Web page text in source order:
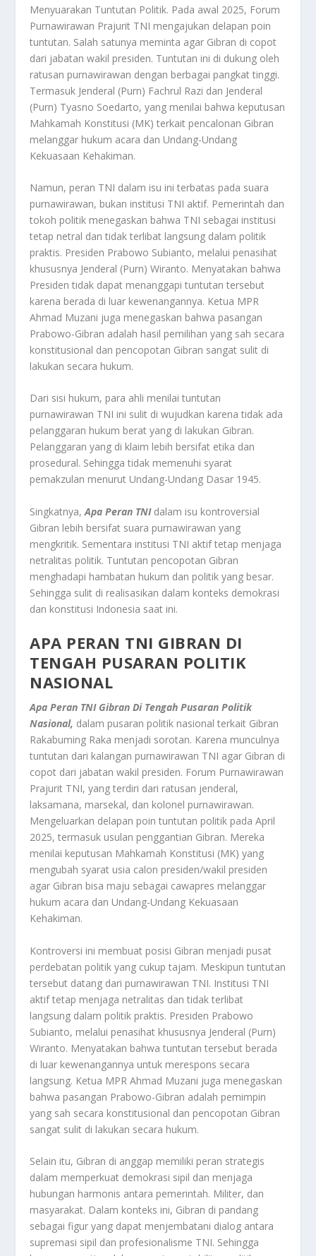
Menyuarakan Tuntutan Politik. Pada awal 2025, Forum
Purnawirawan Prajurit TNI mengajukan delapan poin
tuntutan. Salah satunya meminta agar Gibran di copot
dari jabatan wakil presiden. Tuntutan ini di dukung oleh
ratusan purnawirawan dengan berbagai pangkat tinggi.
Termasuk Jenderal (Purn) Fachrul Razi dan Jenderal
(Purn) Tyasno Soedarto, yang menilai bahwa keputusan
Mahkamah Konstitusi (MK) terkait pencalonan Gibran
melanggar hukum acara dan Undang-Undang
Kekuasaan Kehakiman.
Namun, peran TNI dalam isu ini terbatas pada suara
purnawirawan, bukan institusi TNI aktif. Pemerintah dan
tokoh politik menegaskan bahwa TNI sebagai institusi
tetap netral dan tidak terlibat langsung dalam politik
praktis. Presiden Prabowo Subianto, melalui penasihat
khususnya Jenderal (Purn) Wiranto. Menyatakan bahwa
Presiden tidak dapat menanggapi tuntutan tersebut
karena berada di luar kewenangannya. Ketua MPR
Ahmad Muzani juga menegaskan bahwa pasangan
Prabowo-Gibran adalah hasil pemilihan yang sah secara
konstitusional dan pencopotan Gibran sangat sulit di
lakukan secara hukum.
Dari sisi hukum, para ahli menilai tuntutan
purnawirawan TNI ini sulit di wujudkan karena tidak ada
pelanggaran hukum berat yang di lakukan Gibran.
Pelanggaran yang di klaim lebih bersifat etika dan
prosedural. Sehingga tidak memenuhi syarat
pemakzulan menurut Undang-Undang Dasar 1945.
Singkatnya,Apa Peran TNIdalam isu kontroversial
Gibran lebih bersifat suara purnawirawan yang
mengkritik. Sementara institusi TNI aktif tetap menjaga
netralitas politik. Tuntutan pencopotan Gibran
menghadapi hambatan hukum dan politik yang besar.
Sehingga sulit di realisasikan dalam konteks demokrasi
dan konstitusi Indonesia saat ini.
APA PERAN TNI GIBRAN DI
TENGAH PUSARAN POLITIK
NASIONAL
Apa Peran TNI Gibran Di Tengah Pusaran Politik
Nasional, dalam pusaran politik nasional terkait Gibran
Rakabuming Raka menjadi sorotan. Karena munculnya
tuntutan dari kalangan purnawirawan TNI agar Gibran di
copot dari jabatan wakil presiden. Forum Purnawirawan
Prajurit TNI, yang terdiri dari ratusan jenderal,
laksamana, marsekal, dan kolonel purnawirawan.
Mengeluarkan delapan poin tuntutan politik pada April
2025, termasuk usulan penggantian Gibran. Mereka
menilai keputusan Mahkamah Konstitusi (MK) yang
mengubah syarat usia calon presiden/wakil presiden
agar Gibran bisa maju sebagai cawapres melanggar
hukum acara dan Undang-Undang Kekuasaan
Kehakiman.
Kontroversi ini membuat posisi Gibran menjadi pusat
perdebatan politik yang cukup tajam. Meskipun tuntutan
tersebut datang dari purnawirawan TNI. Institusi TNI
aktif tetap menjaga netralitas dan tidak terlibat
langsung dalam politik praktis. Presiden Prabowo
Subianto, melalui penasihat khususnya Jenderal (Purn)
Wiranto. Menyatakan bahwa tuntutan tersebut berada
di luar kewenangannya untuk merespons secara
langsung. Ketua MPR Ahmad Muzani juga menegaskan
bahwa pasangan Prabowo-Gibran adalah pemimpin
yang sah secara konstitusional dan pencopotan Gibran
sangat sulit di lakukan secara hukum.
Selain itu, Gibran di anggap memiliki peran strategis
dalam memperkuat demokrasi sipil dan menjaga
hubungan harmonis antara pemerintah. Militer, dan
masyarakat. Dalam konteks ini, Gibran di pandang
sebagai figur yang dapat menjembatani dialog antara
supremasi sipil dan profesionalisme TNI. Sehingga